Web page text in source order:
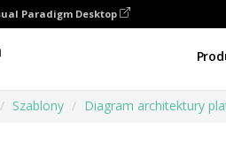
Paradigm Desktop
Szablony Diagram architektury